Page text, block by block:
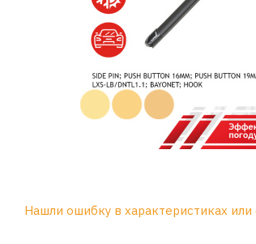
Нашли ошибку в характеристиках или